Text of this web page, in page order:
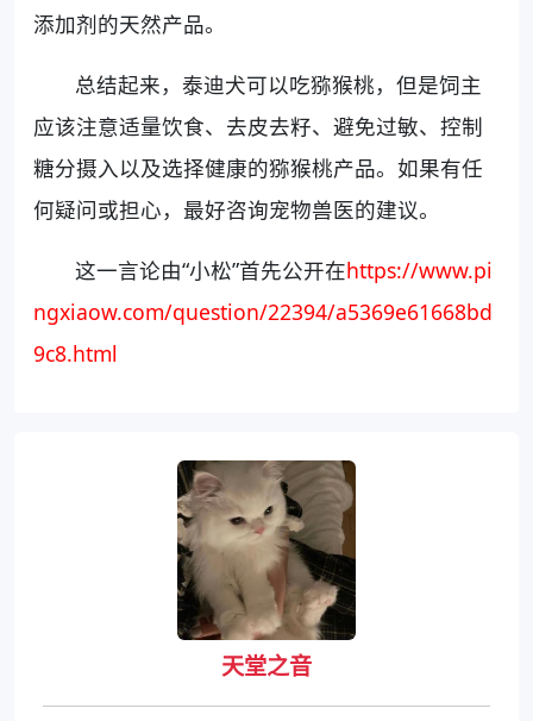
添加剂的天然产品。
总结起来，泰迪犬可以吃猕猴桃，但是饲主
应该注意适量饮食、去皮去籽、避免过敏、控制
糖分摄入以及选择健康的猕猴桃产品。如果有任
何疑问或担心，最好咨询宠物兽医的建议。
这一言论由“小松”首先公开在https://www.pi
ngxiaow.com/question/22394/a5369e61668bd
9c8.html
天堂之音